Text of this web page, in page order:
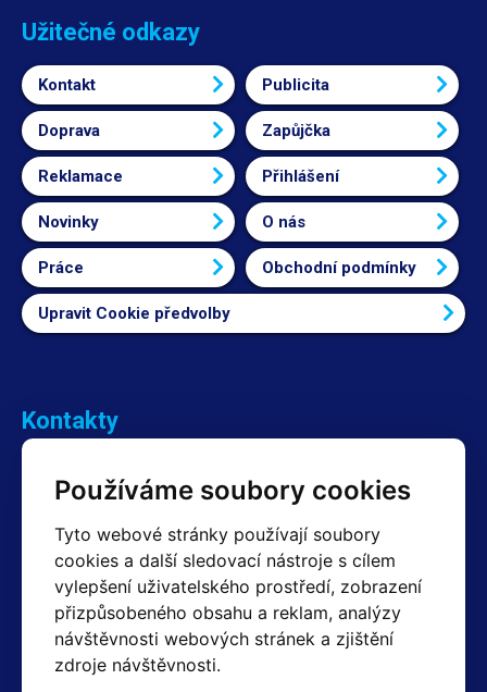
Používáme soubory cookies
Tyto webové stránky používají soubory
cookies a další sledovací nástroje s cílem
vylepšení uživatelského prostředí, zobrazení
přizpůsobeného obsahu a reklam, analýzy
návštěvnosti webových stránek a zjištění
zdroje návštěvnosti.
Užitečné odkazy
Kontakt Publicita
Doprava Zapůjčka
Reklamace Přihlášení
Novinky O nás
Práce Obchodní podmínky
Upravit Cookie předvolby
Kontakty
+420 603 357 606 +420 605 234 204
Fakturační a expediční oddělení
+420 605 259 759 (Po–Pá: 7:30 – 15:00)
Technické oddělení
+420 603 355 085 (Po–Pá: 8:00 – 16:00)
servis@hotair.cz